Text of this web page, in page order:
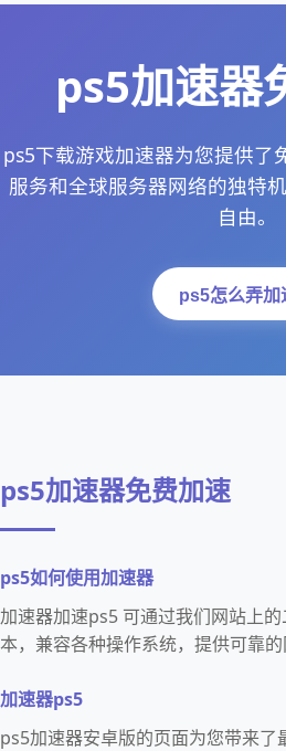
ps5加速器
ps5下载游戏加速器为您提供了
服务和全球服务器网络的独特
自由。
ps5怎么弄加
ps5加速器免费加速
ps5如何使用加速器
加速器加速ps5 可通过我们网站上
本，兼容各种操作系统，提供可靠的
加速器ps5
ps5加速器安卓版的页面为您带来